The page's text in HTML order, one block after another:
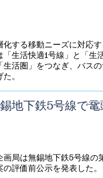
化する移動ニーズに対応
生活快適1号線」と「生
生活圏」をつなぎ、バス
。
地下鉄5号線で
画局は無錫地下鉄5号線の
評価前公示を発表した。